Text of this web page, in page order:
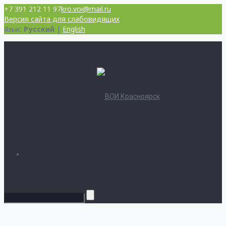
+7 391 212 11 97kro.voi@mail.ru
Версия сайта для слабовидящих
Язык: Русский | English